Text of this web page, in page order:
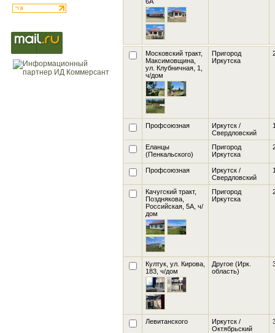
Московский тракт,
Максимовщина,
ул. Клубничная, 1
ч/дом
Пригород
Иркутска
Профсоюзная
Иркутск /
Свердловский
Еланцы
(Пенкальского)
Пригород
Иркутска
Профсоюзная
Иркутск /
Свердловский
Качугский тракт,
Позднякова,
Российская, 5А , ч/
дом
Пригород
Иркутска
Култук, ул. Кирова,
183 , ч/дом
Другое (Ирк.
область)
Левитанского
Иркутск /
Октябрьский